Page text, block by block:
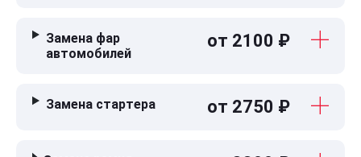
Замена фар
автомобилей
от 2100 ₽
Замена стартера от 2750 ₽